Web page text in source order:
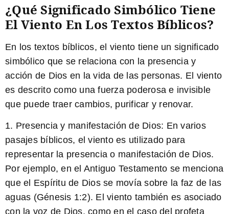
¿Qué Significado Simbólico Tiene
El Viento En Los Textos Bíblicos?
En los textos bíblicos, el viento tiene un significado
simbólico que se relaciona con la presencia y
acción de Dios en la vida de las personas. El viento
es descrito como una fuerza poderosa e invisible
que puede traer cambios, purificar y renovar.
1. Presencia y manifestación de Dios: En varios
pasajes bíblicos, el viento es utilizado para
representar la presencia o manifestación de Dios.
Por ejemplo, en el Antiguo Testamento se menciona
que el Espíritu de Dios se movía sobre la faz de las
aguas (Génesis 1:2). El viento también es asociado
con la voz de Dios, como en el caso del profeta